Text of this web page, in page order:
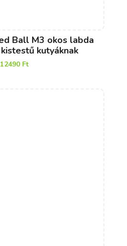
Ball M3 okos labda
kutyáknak
12490 Ft